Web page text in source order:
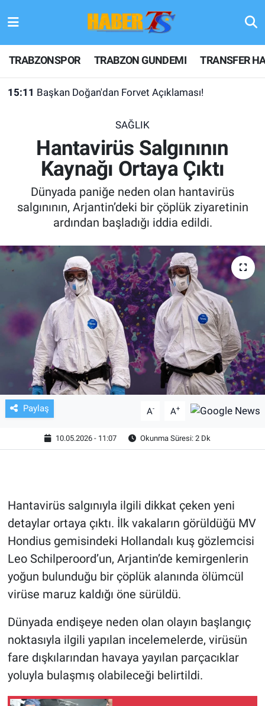
TRABZONSPOR TRABZON GUNDEMI TRANSFER
15:11 Başkan Doğan'dan Forvet Açıklaması!
SAĞLIK
Hantavirüs Salgınının
Kaynağı Ortaya Çıktı
Dünyada paniğe neden olan hantavirüs
salgınının, Arjantin’deki bir çöplük ziyaretinin
ardından başladığı iddia edildi.
Paylaş A- A+
10.05.2026 - 11:07 Okunma Süresi: 2 Dk
Hantavirüs salgınıyla ilgili dikkat çeken yeni
detaylar ortaya çıktı. İlk vakaların görüldüğü MV
Hondius gemisindeki Hollandalı kuş gözlemcisi
Leo Schilperoord’un, Arjantin’de kemirgenlerin
yoğun bulunduğu bir çöplük alanında ölümcül
virüse maruz kaldığı öne sürüldü.
Dünyada endişeye neden olan olayın başlangıç
noktasıyla ilgili yapılan incelemelerde, virüsün
fare dışkılarından havaya yayılan parçacıklar
yoluyla bulaşmış olabileceği belirtildi.
TRABZONSPOR
TRABZON GUNDEMI
KULİS MEYDANI
1461 TRABZON
FUTBOL
ALT LIGLER
TV VE SİNEMA
BASKETBOL
SAĞLIK
GENEL
KÜLTÜR SANAT
ASAYİŞ
EĞİTİM
ÇEVRE
HABERDE İNSAN
SPOR
MAGAZİN
Bilim, Teknoloji
Hava Durumu
Trafik Durumu
Son Dakika Haberleri
Haber Arşivi